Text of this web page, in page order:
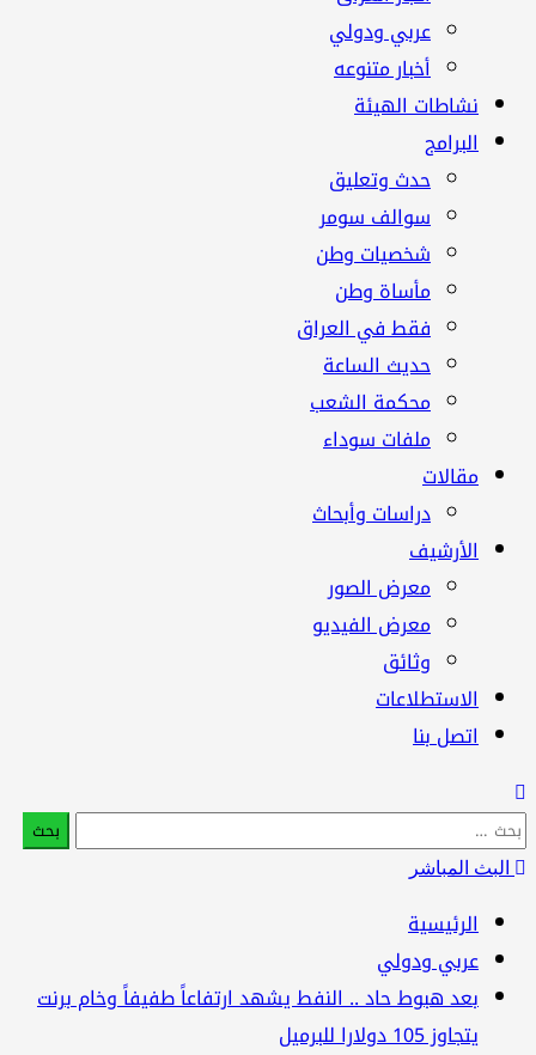
عربي ودولي
أخبار متنوعه
نشاطات الهيئة
البرامج
حدث وتعليق
سوالف سومر
شخصيات وطن
مأساة وطن
فقط في العراق
حديث الساعة
محكمة الشعب
ملفات سوداء
مقالات
دراسات وأبحاث
الأرشيف
معرض الصور
معرض الفيديو
وثائق
الاستطلاعات
اتصل بنا
البث المباشر
الرئيسية
عربي ودولي
بعد هبوط حاد .. النفط يشهد ارتفاعاً طفيفاً وخام برنت
يتجاوز 105 دولارا للبرميل